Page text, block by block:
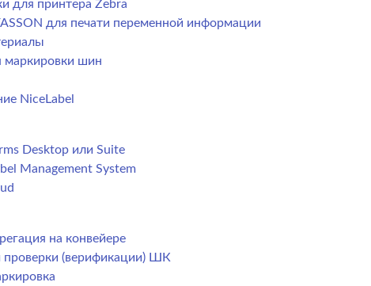
для принтера Zebra
для печати переменной информации
маркировки шин
NiceLabel
Desktop или Suite
Management System
на конвейере
проверки (верификации) ШК